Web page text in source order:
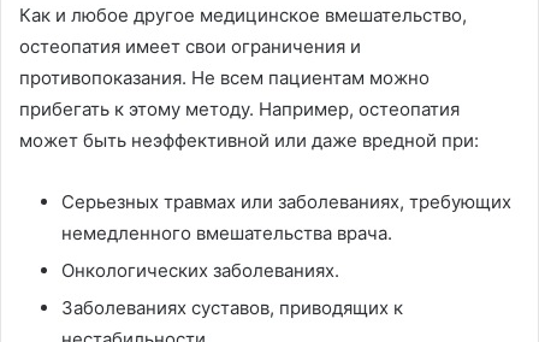
Как и любое другое медицинское вмешательство,
остеопатия имеет свои ограничения и
противопоказания. Не всем пациентам можно
прибегать к этому методу. Например, остеопатия
может быть неэффективной или даже вредной при:
Серьезных травмах или заболеваниях, требующих
немедленного вмешательства врача.
Онкологических заболеваниях.
Заболеваниях суставов, приводящих к